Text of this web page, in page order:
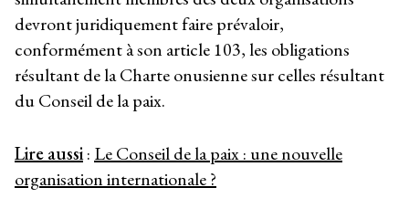
devront juridiquement faire prévaloir,
conformément à son article 103, les obligations
résultant de la Charte onusienne sur celles résultant
du Conseil de la paix.
Lire aussi: Le Conseil de la paix : une nouvelle
organisation internationale ?